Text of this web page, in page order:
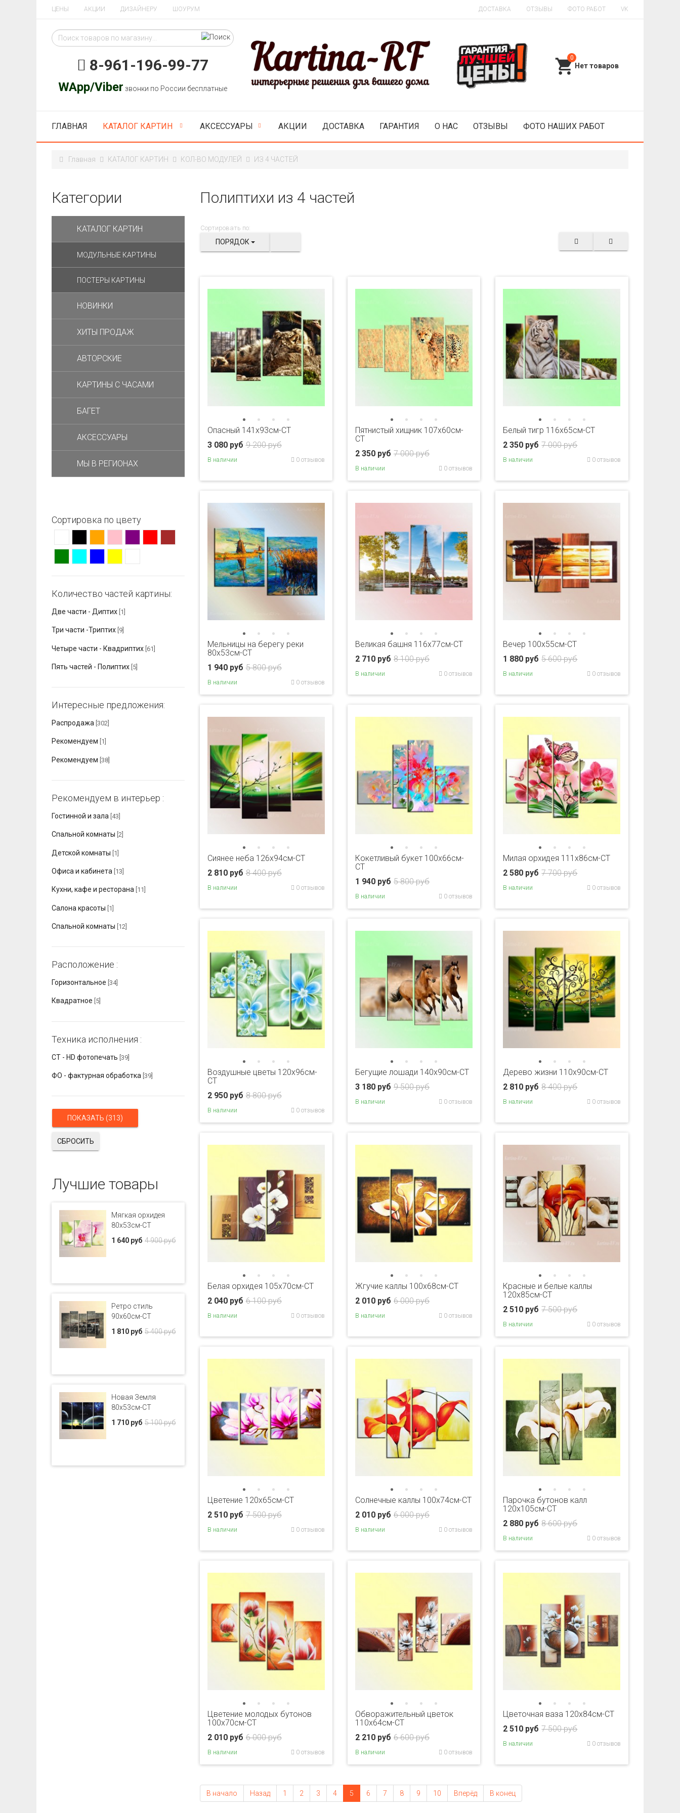
ЦЕНЫ АКЦИИ ДИЗАЙНЕРУ ШОУРУМ ДОСТАВКА ОТЗЫВЫ ФОТО РАБОТ VK
8-961-196-99-77
WApp/Viber звонки по России бесплатные
0
ГЛАВНАЯ КАТАЛОГ КАРТИН АКСЕССУАРЫ АКЦИИ ДОСТАВКА ГАРАНТИЯ О НАС ОТЗЫВЫ ФОТО НАШИХ РАБОТ
Главная КАТАЛОГ КАРТИН КОЛ-ВО МОДУЛЕЙ ИЗ 4 ЧАСТЕЙ
Полиптихи из 4 частей
Сортировать по:
ПОРЯДОК
Опасный 141х93см-CT
9 200 руб
3 080 руб
В наличии 0 отзывов
Пятнистый хищник 107х60см-
CT
7 000 руб
2 350 руб
В наличии 0 отзывов
Белый тигр 116х65см-CT
7 000 руб
2 350 руб
В наличии 0 отзывов
Мельницы на берегу реки
80x53см-CT
5 800 руб
1 940 руб
В наличии 0 отзывов
Великая башня 116х77см-CT
8 100 руб
2 710 руб
В наличии 0 отзывов
Вечер 100х55см-CT
5 600 руб
1 880 руб
В наличии 0 отзывов
Сиянее неба 126х94см-CT
8 400 руб
2 810 руб
В наличии 0 отзывов
Кокетливый букет 100х66см-
CT
5 800 руб
1 940 руб
В наличии 0 отзывов
Милая орхидея 111х86см-CT
7 700 руб
2 580 руб
В наличии 0 отзывов
Воздушные цветы 120х96см-
CT
8 800 руб
2 950 руб
В наличии 0 отзывов
Бегущие лошади 140х90см-CT
9 500 руб
3 180 руб
В наличии 0 отзывов
Дерево жизни 110х90см-CT
8 400 руб
2 810 руб
В наличии 0 отзывов
Белая орхидея 105х70см-CT
6 100 руб
2 040 руб
В наличии 0 отзывов
Жгучие каллы 100х68см-CT
6 000 руб
2 010 руб
В наличии 0 отзывов
Красные и белые каллы
120х85см-CT
7 500 руб
2 510 руб
В наличии 0 отзывов
Цветение 120х65см-CT
7 500 руб
2 510 руб
В наличии 0 отзывов
Солнечные каллы 100х74см-CT
6 000 руб
2 010 руб
В наличии 0 отзывов
Парочка бутонов калл
120х105см-CT
8 600 руб
2 880 руб
В наличии 0 отзывов
Цветение молодых бутонов
100х70см-CT
6 000 руб
2 010 руб
В наличии 0 отзывов
Обворажительный цветок
110х64см-CT
6 600 руб
2 210 руб
В наличии 0 отзывов
Цветочная ваза 120х84см-CT
7 500 руб
2 510 руб
В наличии 0 отзывов
В начало Назад 1 2 3 4 5 6 7 8 9 10 Вперёд В конец
Категории
КАТАЛОГ КАРТИН
МОДУЛЬНЫЕ КАРТИНЫ
ПОСТЕРЫ КАРТИНЫ
НОВИНКИ
ХИТЫ ПРОДАЖ
АВТОРСКИЕ
КАРТИНЫ С ЧАСАМИ
БАГЕТ
АКСЕССУАРЫ
МЫ В РЕГИОНАХ
Сортировка по цвету
Количество частей картины:
Две части - Диптих [1]
Три части -Триптих [9]
Четыре части - Квадриптих [61]
Пять частей - Полиптих [5]
Интересные предложения:
Распродажа [302]
Рекомендуем [1]
Рекомендуем [38]
Рекомендуем в интерьер :
Гостинной и зала [43]
Спальной комнаты [2]
Детской комнаты [1]
Офиса и кабинета [13]
Кухни, кафе и ресторана [11]
Салона красоты [1]
Спальной комнаты [12]
Расположение :
Горизонтальное [34]
Квадратное [5]
Техника исполнения :
СТ - HD фотопечать [39]
ФО - фактурная обработка [39]
СБРОСИТЬ
Лучшие товары
Мягкая орхидея
80x53см-CT
4 900 руб
1 640 руб
Ретро стиль
90x60см-CT
5 400 руб
1 810 руб
Новая Земля
80x53см-CT
5 100 руб
1 710 руб